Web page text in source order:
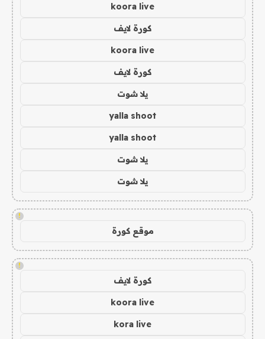
koora live
كورة لايف
koora live
كورة لايف
يلا شوت
yalla shoot
yalla shoot
يلا شوت
يلا شوت
!
موقع كورة
!
كورة لايف
koora live
kora live